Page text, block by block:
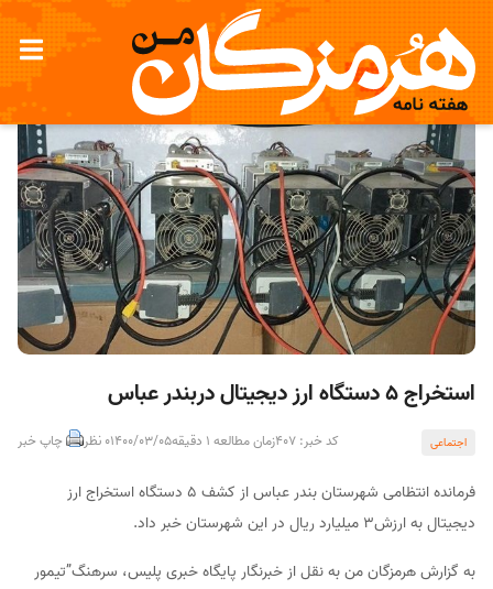
استخراج 5 دستگاه ارز دیجیتال دربندر عباس
اجتماعی کد خبر: 407 زمان مطالعه 1 دقیقه 1400/03/050 نظر چاپ خبر
فرمانده انتظامی شهرستان بندر عباس از کشف 5 دستگاه استخراج ارز
دیجیتال به ارزش3 میلیارد ریال در این شهرستان خبر داد.
به گزارش هرمزگان من به نقل از خبرنگار پایگاه خبری پلیس، سرهنگ”تیمور